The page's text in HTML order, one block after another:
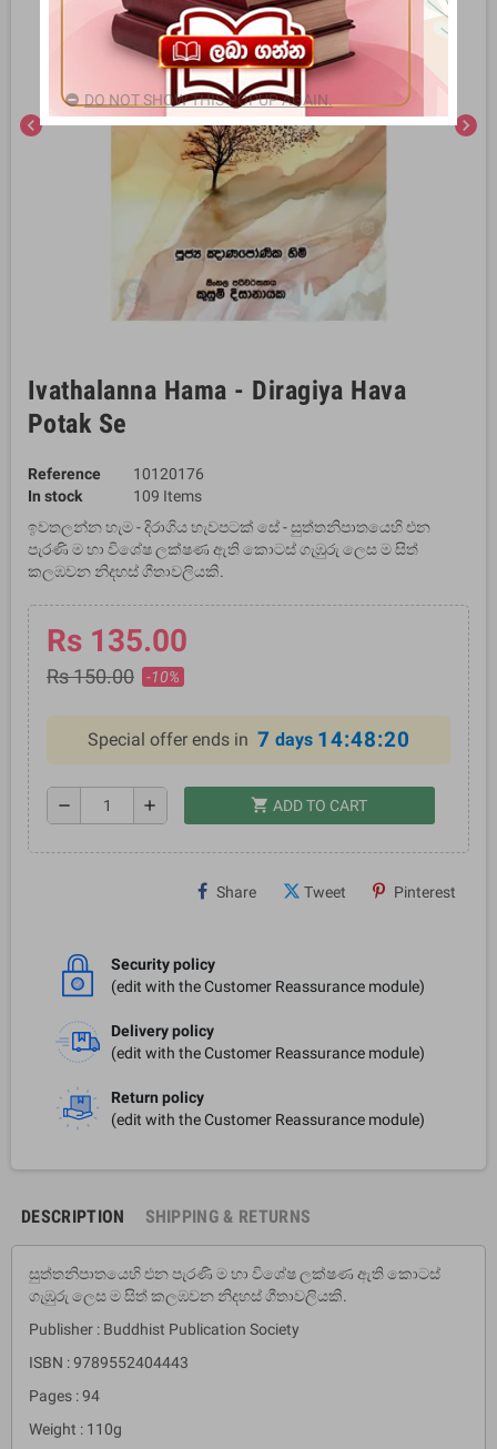
chevron_left chevron_right
Ivathalanna Hama - Diragiya Hava
Potak Se
Reference
10120176
In stock
109 Items
ඉවතලන්න හැම - දිරාගිය හැවපටක් සේ - සුත්තනිපාතයෙහි එන
පැරණි ම හා විශේෂ ලක්ෂණ ඇති කොටස් ගැඹුරු ලෙස ම සිත්
කලඹවන නිදහස් ගීතාවලියකි.
Rs 135.00
Rs 150.00 -10%
Special offer ends in 7 days 14:48:19
remove add shopping_cart ADD TO CART
Share Tweet Pinterest
Security policy
(edit with the Customer Reassurance module)
Delivery policy
(edit with the Customer Reassurance module)
Return policy
(edit with the Customer Reassurance module)
DESCRIPTION SHIPPING & RETURNS
සුත්තනිපාතයෙහි එන පැරණි ම හා විශේෂ ලක්ෂණ ඇති කොටස්
ගැඹුරු ලෙස ම සිත් කලඹවන නිදහස් ගීතාවලියකි.
Publisher : Buddhist Publication Society
ISBN : 9789552404443
Pages : 94
Weight : 110g
DO NOT SHOW THIS POPUP AGAIN.